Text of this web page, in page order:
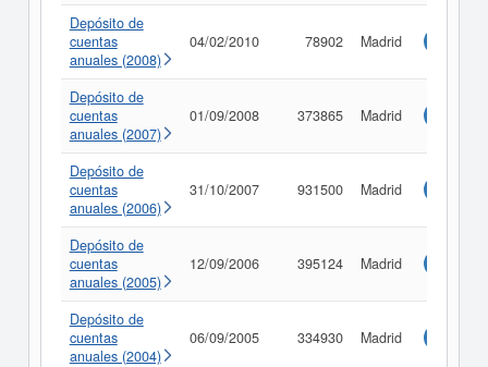
Depósito de
cuentas
anuales (2008)
04/02/2010 78902 Madrid
Depósito de
cuentas
anuales (2007)
01/09/2008 373865 Madrid
Depósito de
cuentas
anuales (2006)
31/10/2007 931500 Madrid
Depósito de
cuentas
anuales (2005)
12/09/2006 395124 Madrid
Depósito de
cuentas
anuales (2004)
06/09/2005 334930 Madrid